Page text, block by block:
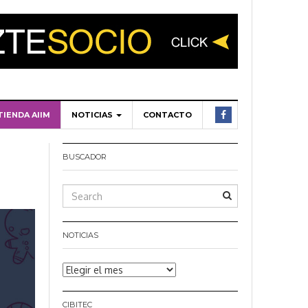
AIIM NOTICIAS CONTACTO
BUSCADOR
NOTICIAS
Noticias
CIBITEC